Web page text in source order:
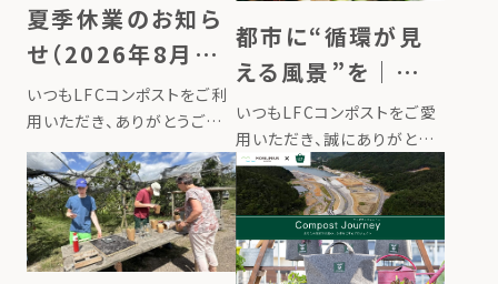
夏季休業のお知ら
せ（2026年8月13
日〜16日）
いつもLFCコンポストをご利
用いただき、ありがとうござ
います。 誠に勝手ながら、弊
社では下記期間を夏季休業
とさせていただきます。 ■夏
季休業期間2026年8月13日
（木）〜2026年8月16日（日）
都市に“循環が見
える風景”を｜新
商品『LFC菜園サイ
ン』を発売しました
いつもLFCコンポストをご愛
用いただき、誠にありがとう
ございます。 このたびローカ
ルフードサイクリングは、レイ
ズドベッドやプランターに挿
して使う新商品『LFC菜園サ
イン』を発売しました。畑に立